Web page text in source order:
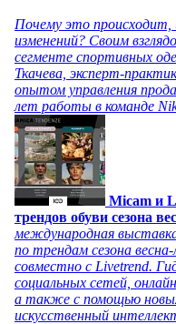
Почему это происходит,
изменений? Своим
сегменте спортивных
Ткачева, эксперт-
опытом управления
лет работы в команде
Micam и
трендов обуви сезона
международная
по трендам сезона
совместно с Livetrend.
социальных сетей,
а также с помощью
искусственный